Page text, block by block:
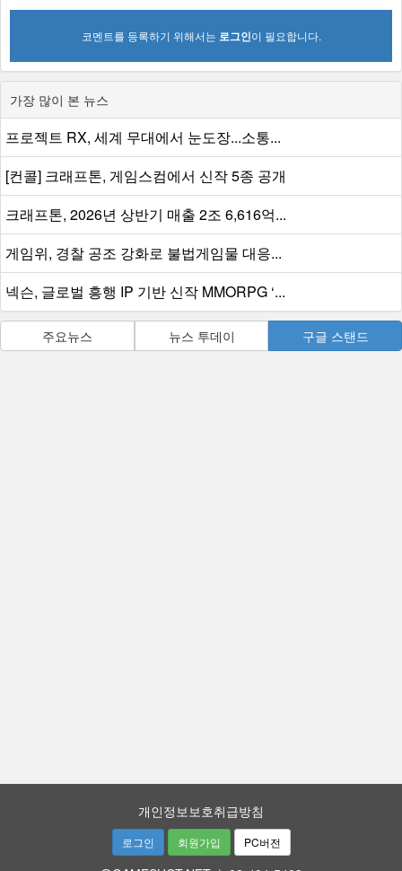
코멘트를 등록하기 위해서는 로그인이 필요합니다.
가장 많이 본 뉴스
프로젝트 RX, 세계 무대에서 눈도장...소통...
[컨콜] 크래프톤, 게임스컴에서 신작 5종 공개
크래프톤, 2026년 상반기 매출 2조 6,616억...
게임위, 경찰 공조 강화로 불법게임물 대응...
넥슨, 글로벌 흥행 IP 기반 신작 MMORPG ‘...
주요뉴스 뉴스 투데이 구글 스탠드
개인정보보호취급방침
로그인 회원가입 PC버전